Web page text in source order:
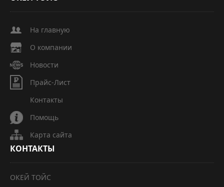
На главную
О компании
Новости
Прайс-Лист
Контакты
Помощь
Карта сайта
КОНТАКТЫ
ОКЕЙ ТОЙС